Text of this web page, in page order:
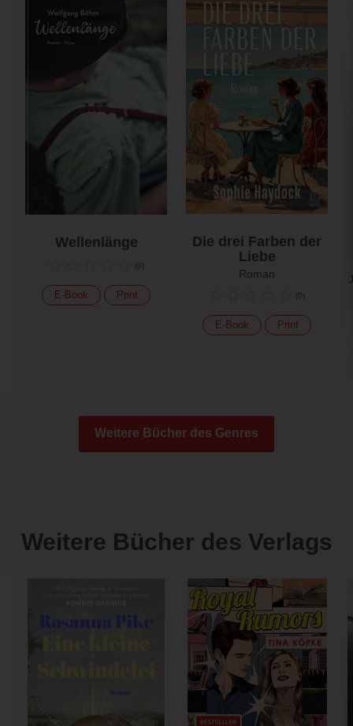
Wellenlänge
(0)
E-Book Print
Die drei Farben der
Liebe
Roman
(0)
E-Book Print
Weitere Bücher des Genres
Weitere Bücher des Verlags